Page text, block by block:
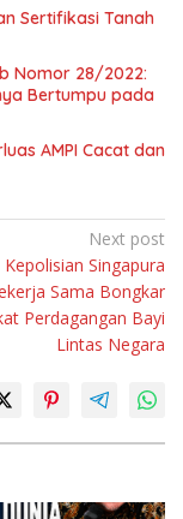
Sertifikasi Tanah
Nomor 28/2022:
Bertumpu pada
AMPI Cacat dan
Next post
Singapura
Sama Bongkar
Perdagangan Bayi
Lintas Negara